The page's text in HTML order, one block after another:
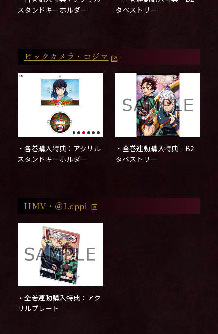
スタンドキーホルダー
タペストリー
ビックカメラ・コジマ
・各巻購入特典：アクリル
スタンドキーホルダー
・全巻連動購入特典：B2
タペストリー
HMV・＠Loppi
・全巻連動購入特典：アク
リルプレート